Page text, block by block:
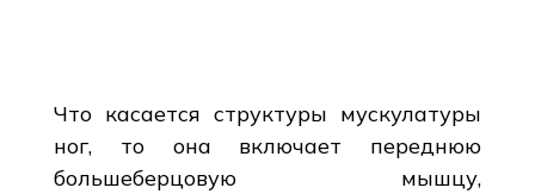
Что касается структуры мускулатуры
ног, то она включает переднюю
большеберцовую мышцу,